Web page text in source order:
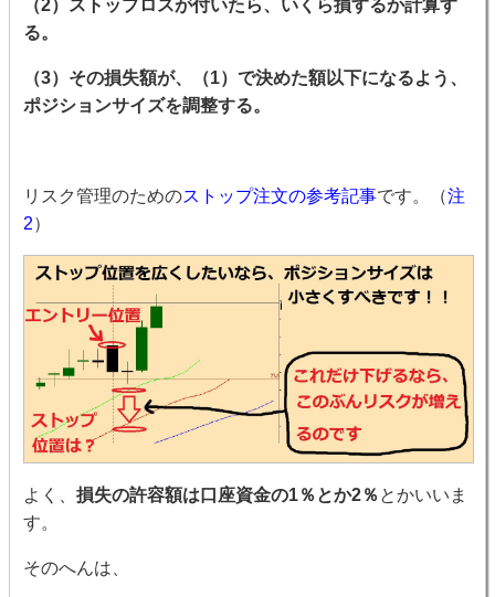
（2）ストップロスが付いたら、いくら損するか計算す
る。
（3）その損失額が、（1）で決めた額以下になるよう、
ポジションサイズを調整する。
リスク管理のためのストップ注文の参考記事です。（注
2）
よく、 損失の許容額は口座資金の1％とか2％ とかいいま
す。
そのへんは、